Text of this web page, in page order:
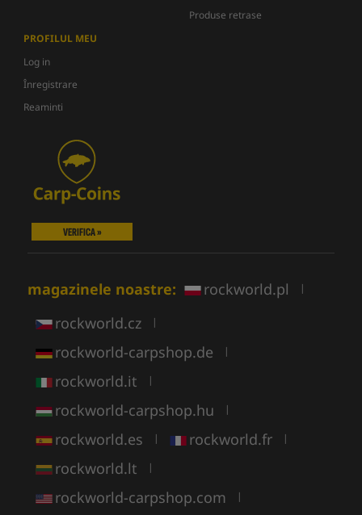
Produse retrase
PROFILUL MEU
Log in
Înregistrare
Reaminti
VERIFICA »
magazinele noastre: rockworld.pl |
rockworld.cz |
rockworld-carpshop.de |
rockworld.it |
rockworld-carpshop.hu |
rockworld.es | rockworld.fr |
rockworld.lt |
rockworld-carpshop.com |